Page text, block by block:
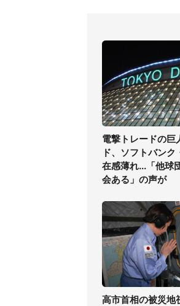
電撃トレードの巨
ド、ソフトバン
在感薄れ...「他球
会ある」の声が
高市首相の被災地